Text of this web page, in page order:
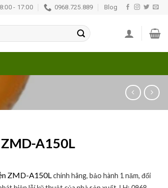
- 17:00 0968.725.889 Blog
A150L
ZMD-A150Lchính hãng, bảo hành 1 năm, đổi